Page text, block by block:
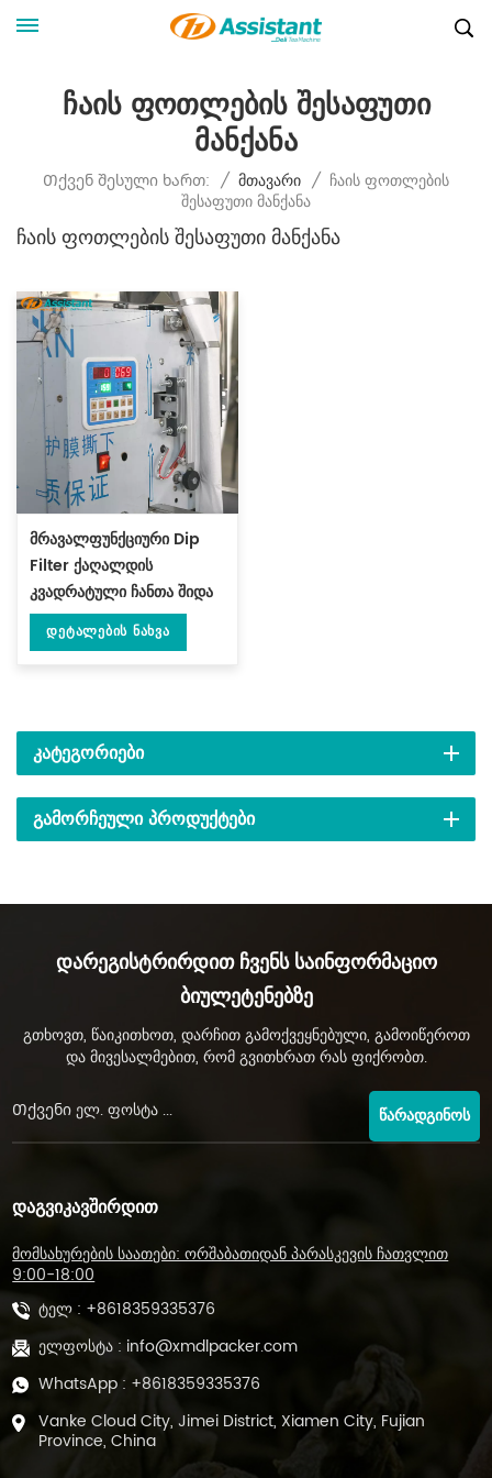
Ჩაის Ფოთლების Შესაფუთი
Მანქანა
Თქვენ Შესული Ხართ: / Მთავარი / Ჩაის Ფოთლების
Შესაფუთი Მანქანა
Ჩაის Ფოთლების Შესაფუთი Მანქანა
მრავალფუნქციური Dip
Filter ქაღალდის
კვადრატული ჩანთა შიდა
შესაფუთი მანქანა 3
გვერდითი დალუქვით DL-
Დეტალების Ნახვა
ᲙᲐᲢᲔᲒᲝᲠᲘᲔᲑᲘ
ᲒᲐᲛᲝᲠᲩᲔᲣᲚᲘ ᲞᲠᲝᲓᲣᲥᲢᲔᲑᲘ
Დარეგისტრირდით Ჩვენს Საინფორმაციო
Ბიულეტენებზე
გთხოვთ, წაიკითხოთ, დარჩით გამოქვეყნებული, გამოიწეროთ
და მივესალმებით, რომ გვითხრათ რას ფიქრობთ.
ᲬᲐᲠᲐᲓᲒᲘᲜᲝᲡ
ᲓᲐᲒᲕᲘᲙᲐᲕᲨᲘᲠᲓᲘᲗ
მომსახურების საათები: ორშაბათიდან პარასკევის ჩათვლით
9:00-18:00
ტელ : +8618359335376
ელფოსტა : info@xmdlpacker.com
WhatsApp : +8618359335376
Vanke Cloud City, Jimei District, Xiamen City, Fujian
Province, China